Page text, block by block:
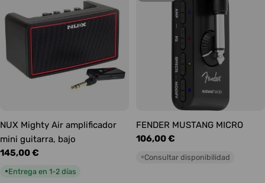
NUX Mighty Air amplificador
mini guitarra, bajo
Precio
145,00 €
●Entrega en 1-2 días
FENDER MUSTANG MICRO
Precio
106,00 €
○Consultar disponibilidad